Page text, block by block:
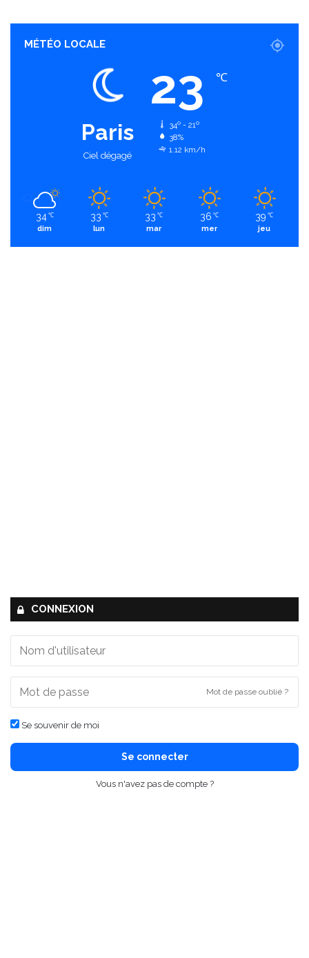
MÉTÉO LOCALE
Paris
Ciel dégagé
23 ℃
34º - 21º
38%
1.12 km/h
34 ℃
dim
33 ℃
lun
33 ℃
mar
36 ℃
mer
39 ℃
jeu
CONNEXION
Mot de passe oublié ?
Se souvenir de moi
Se connecter
Vous n'avez pas de compte ?